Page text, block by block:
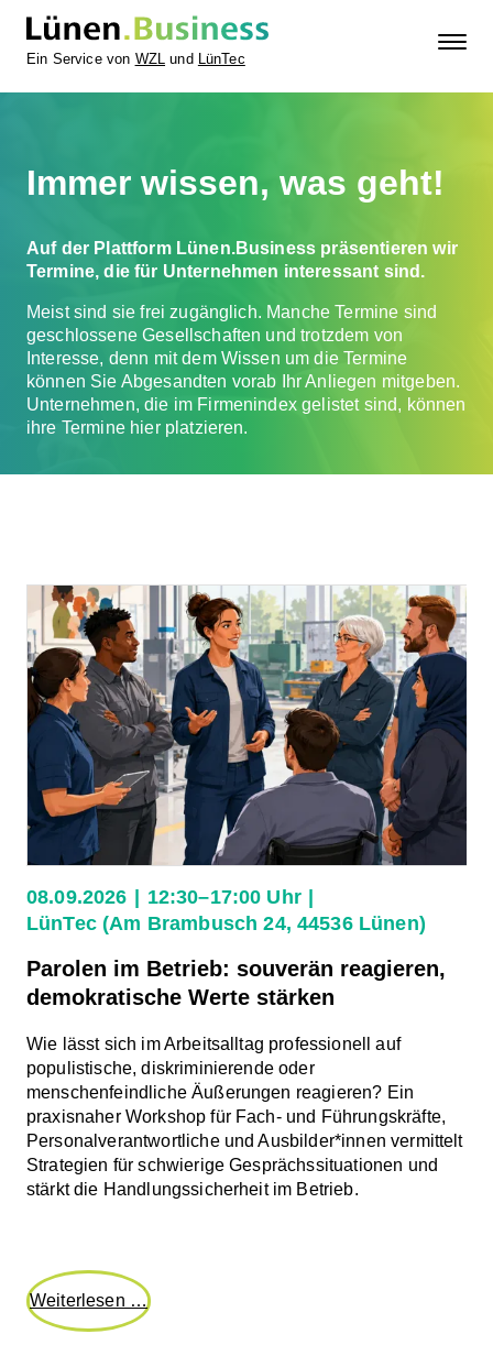
Ein Service von WZL und LünTec
Immer wissen, was geht!
Auf der Plattform Lünen.Business präsentieren wir
Termine, die für Unternehmen interessant sind.
Meist sind sie frei zugänglich. Manche Termine sind
geschlossene Gesellschaften und trotzdem von
Interesse, denn mit dem Wissen um die Termine
können Sie Abgesandten vorab Ihr Anliegen mitgeben.
Unternehmen, die im Firmenindex gelistet sind, können
ihre Termine hier platzieren.
08.09.2026
12:30–17:00 Uhr
LünTec (Am Brambusch 24, 44536 Lünen)
Parolen im Betrieb: souverän reagieren,
demokratische Werte stärken
Wie lässt sich im Arbeitsalltag professionell auf
populistische, diskriminierende oder
menschenfeindliche Äußerungen reagieren? Ein
praxisnaher Workshop für Fach- und Führungskräfte,
Personalverantwortliche und Ausbilder*innen vermittelt
Strategien für schwierige Gesprächssituationen und
stärkt die Handlungssicherheit im Betrieb.
Weiterlesen …Parolen